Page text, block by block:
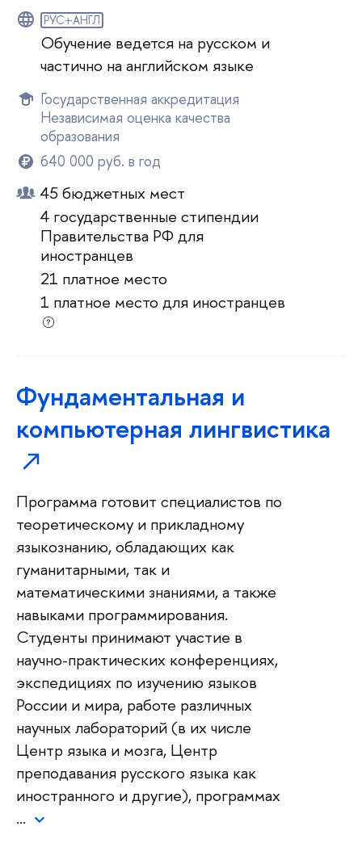
РУС+АНГЛ
Обучение ведется на русском и
частично на английском языке
Государственная аккредитация
Независимая оценка качества
образования
640 000 руб. в год
45 бюджетных мест
4 государственные стипендии
Правительства РФ для
иностранцев
21 платное место
1 платное место для иностранцев
Фундаментальная и
компьютерная лингвистика
Программа готовит специалистов по
теоретическому и прикладному
языкознанию, обладающих как
гуманитарными, так и
математическими знаниями, а также
навыками программирования.
Студенты принимают участие в
научно-практических конференциях,
экспедициях по изучению языков
России и мира, работе различных
научных лабораторий (в их числе
Центр языка и мозга, Центр
преподавания русского языка как
иностранного и другие), программах
…